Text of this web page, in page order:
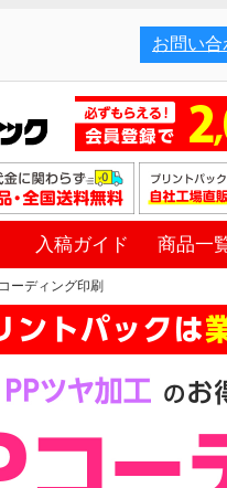
お問い合
入稿ガイド 商品一
ーディング印刷